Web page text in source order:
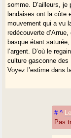
somme. D’ailleurs, je
landaises ont la côte
mouvement qui a vu
redécouverte
basque étant
l’argent. D’où le
culture gasconne des
Voyez l’estime dans
# ^
Pas